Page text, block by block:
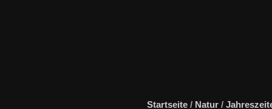
Startseite / Natur /